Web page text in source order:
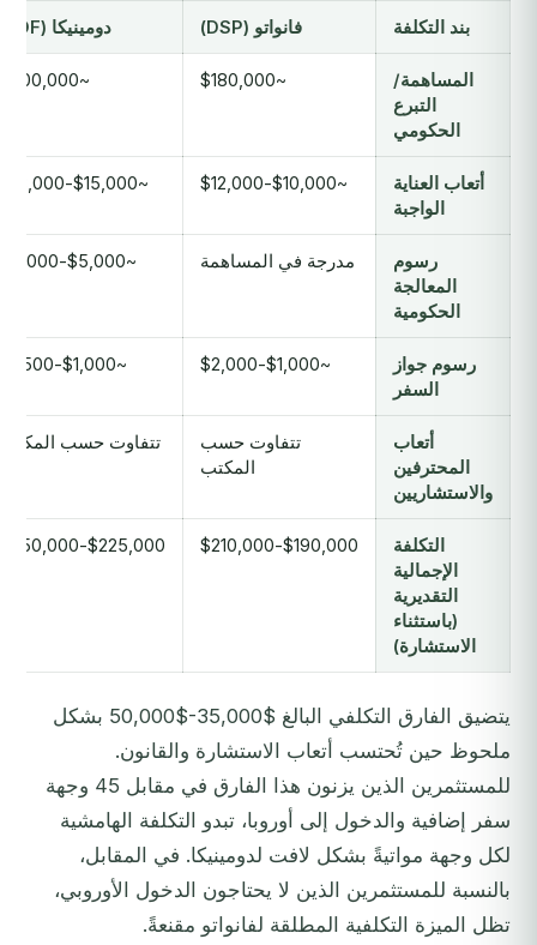
بند التكلفة
فانواتو (DSP) دومينيكا (EDF)
المساهمة/
التبرع
الحكومي
~$180,000
~$200,000
أتعاب العناية
الواجبة
~$10,000-$12,000
~$15,000-$18,000
رسوم
المعالجة
الحكومية
مدرجة في المساهمة ~$5,000-$8,000
رسوم جواز
السفر
~$1,000-$2,000
~$1,000-$1,500
أتعاب
المحترفين
والاستشاريين
تتفاوت حسب
المكتب
تتفاوت حسب المكتب
التكلفة
الإجمالية
التقديرية
(باستثناء
الاستشارة)
$190,000-$210,000
$225,000-$250,000
يتضيق الفارق التكلفي البالغ $35,000-$50,000 بشكل
ملحوظ حين تُحتسب أتعاب الاستشارة والقانون.
للمستثمرين الذين يزنون هذا الفارق في مقابل 45 وجهة
سفر إضافية والدخول إلى أوروبا، تبدو التكلفة الهامشية
لكل وجهة مواتيةً بشكل لافت لدومينيكا. في المقابل،
بالنسبة للمستثمرين الذين لا يحتاجون الدخول الأوروبي،
تظل الميزة التكلفية المطلقة لفانواتو مقنعةً.